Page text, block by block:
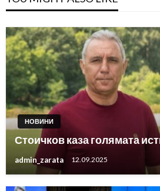
НОВИНИ
Стоичков каза голямата
admin_zarata 12.09.2025